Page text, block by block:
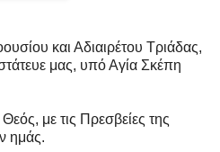
και Αδιαιρέτου Τριάδας,
μας, υπό Αγία Σκέπη
με τις Πρεσβείες της
ημάς.